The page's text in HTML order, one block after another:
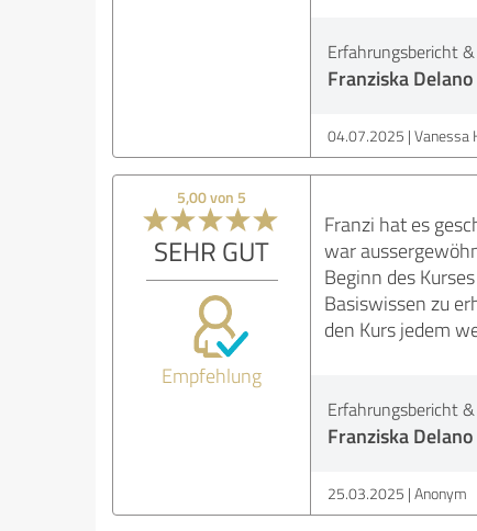
Erfahrungsbericht
Franziska Delano
04.07.2025 Vanessa
5,00 von 5
SEHR GUT
Empfehlung
Franzi hat es
war
Beginn des
Basiswissen zu
den Kurs jedem
Erfahrungsbericht
Franziska Delano
25.03.2025 Anonym